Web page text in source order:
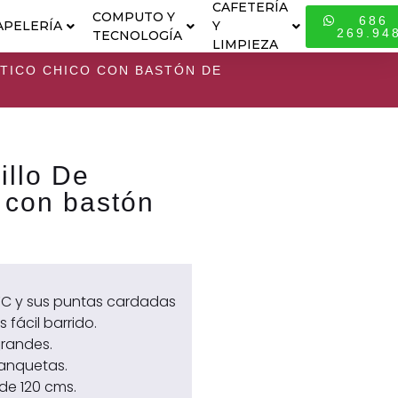
COMPUTO Y
TECNOLOGÍA
CAFETERÍA
Y
LIMPIEZA
686
CHICO CON BASTÓN DE
De
bastón
y sus puntas cardadas
fácil barrido.
120 cms.